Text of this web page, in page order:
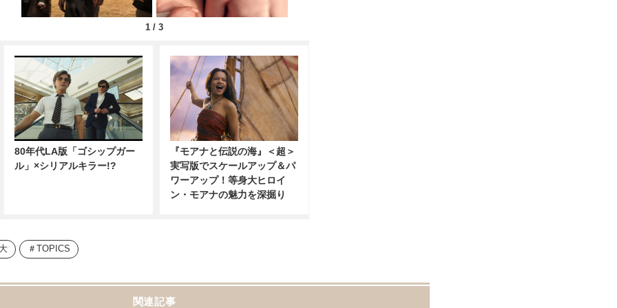
1 / 3
80年代LA版「ゴシップガー
ル」×シリアルキラー!?
『モアナと伝説の海』＜超＞
実写版でスケールアップ＆パ
ワーアップ！等身大ヒロイ
ン・モアナの魅力を深掘り
TOPICS
関連記事